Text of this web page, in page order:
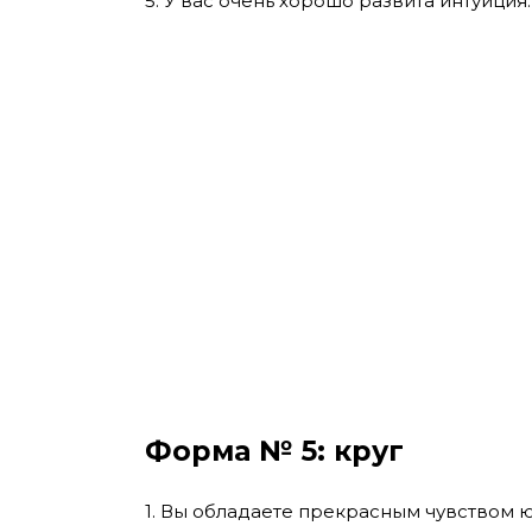
Форма № 5: круг
1. Вы обладаете прекрасным чувством